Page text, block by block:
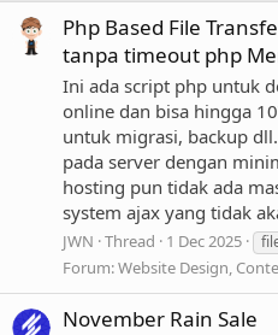
Php Based File
tanpa timeout php
Ini ada script php untuk
online dan bisa hingga
untuk migrasi, backup
pada server dengan
hosting pun tidak ada
system ajax yang tidak
JWN Thread 1 Dec 2025
Forum:Website Design,
November Rain Sale